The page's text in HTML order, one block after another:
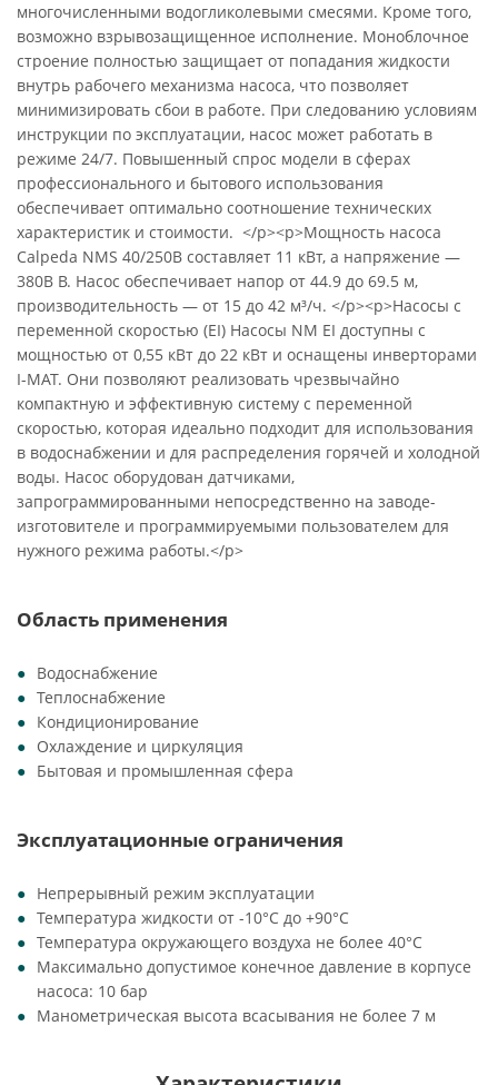
многочисленными водогликолевыми смесями. Кроме того,
возможно взрывозащищенное исполнение. Моноблочное
строение полностью защищает от попадания жидкости
внутрь рабочего механизма насоса, что позволяет
минимизировать сбои в работе. При следованию условиям
инструкции по эксплуатации, насос может работать в
режиме 24/7. Повышенный спрос модели в сферах
профессионального и бытового использования
обеспечивает оптимально соотношение технических
характеристик и стоимости. </p><p>Мощность насоса
Calpeda NMS 40/250B составляет 11 кВт, а напряжение —
380В В. Насос обеспечивает напор от 44.9 до 69.5 м,
производительность — от 15 до 42 м³/ч. </p><p>Насосы с
переменной скоростью (EI) Насосы NM EI доступны с
мощностью от 0,55 кВт до 22 кВт и оснащены инверторами
I-MAT. Они позволяют реализовать чрезвычайно
компактную и эффективную систему с переменной
скоростью, которая идеально подходит для использования
в водоснабжении и для распределения горячей и холодной
воды. Насос оборудован датчиками,
запрограммированными непосредственно на заводе-
изготовителе и программируемыми пользователем для
нужного режима работы.</p>
Область применения
Водоснабжение
Теплоснабжение
Кондиционирование
Охлаждение и циркуляция
Бытовая и промышленная сфера
Эксплуатационные ограничения
Непрерывный режим эксплуатации
Температура жидкости от -10°C до +90°C
Температура окружающего воздуха не более 40°C
Максимально допустимое конечное давление в корпусе
насоса: 10 бар
Манометрическая высота всасывания не более 7 м